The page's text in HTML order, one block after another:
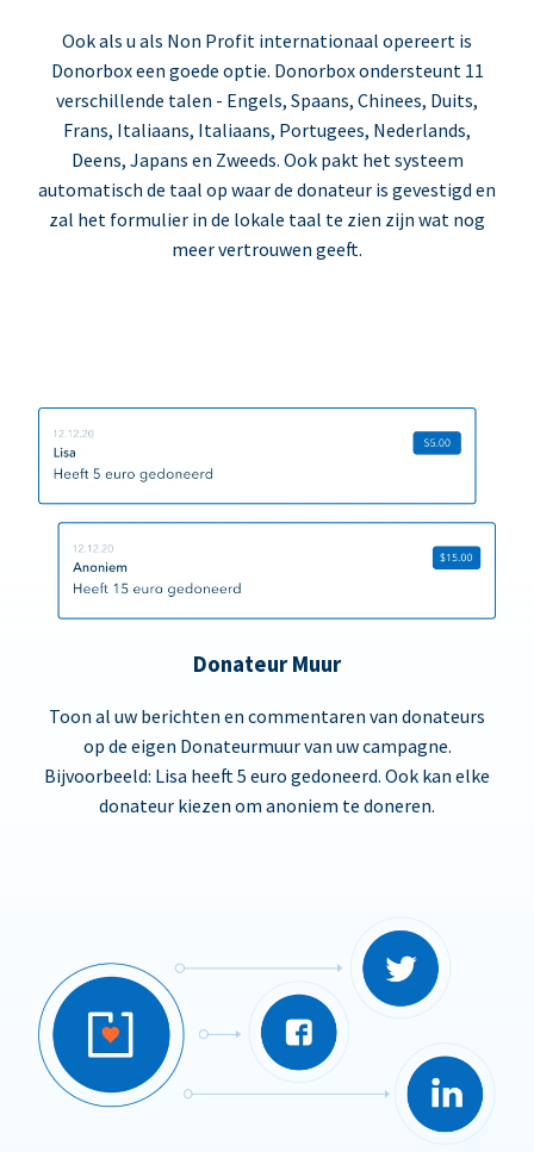
Ook als u als Non Profit internationaal opereert is
Donorbox een goede optie. Donorbox ondersteunt 11
verschillende talen - Engels, Spaans, Chinees, Duits,
Frans, Italiaans, Italiaans, Portugees, Nederlands,
Deens, Japans en Zweeds. Ook pakt het systeem
automatisch de taal op waar de donateur is gevestigd en
zal het formulier in de lokale taal te zien zijn wat nog
meer vertrouwen geeft.
Donateur Muur
Toon al uw berichten en commentaren van donateurs
op de eigen Donateurmuur van uw campagne.
Bijvoorbeeld: Lisa heeft 5 euro gedoneerd. Ook kan elke
donateur kiezen om anoniem te doneren.